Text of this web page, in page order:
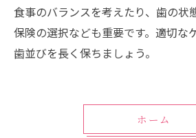
食事のバランスを考えたり、歯の状
保険の選択なども重要です。適切な
歯並びを長く保ちましょう。
ホーム